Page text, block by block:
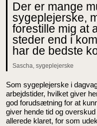
Der er mange
sygeplejerske,
forestille mig at
steder end i
har de bedste
Sascha, sygeplejerske
Som sygeplejerske i
arbejdstider, hvilket giver
god forudsætning for at
giver hende tid og
allerede klaret, for som